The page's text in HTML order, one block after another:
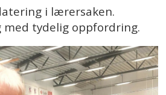
i lærersaken.
med tydelig oppfordring.